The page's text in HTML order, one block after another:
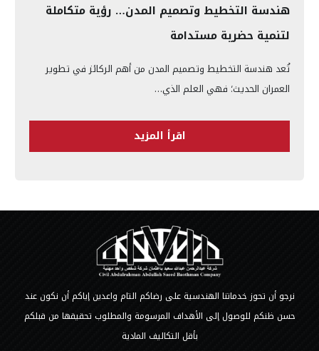
هندسة التخطيط وتصميم المدن… رؤية متكاملة
لتنمية حضرية مستدامة
تُعد هندسة التخطيط وتصميم المدن من أهم الركائز في تطوير
العمران الحديث؛ فهي العلم الذي…
اقرأ المزيد
نرجو أن تحوز خدماتنا الهندسية على رضاكم التام واعدين إياكم أن نكون عند
حسن ظنكم للوصول إلى الأهداف المرسومة والمطلوب تحقيقها من قبلكم
بأقل التكاليف المادية